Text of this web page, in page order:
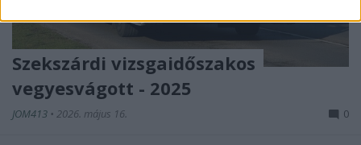
Szekszárdi vizsgaidőszakos
vegyesvágott - 2025
JOM413 • 2026. május 16. 0